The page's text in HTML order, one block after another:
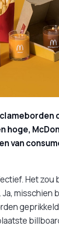
hoge,
van
Het
misschien